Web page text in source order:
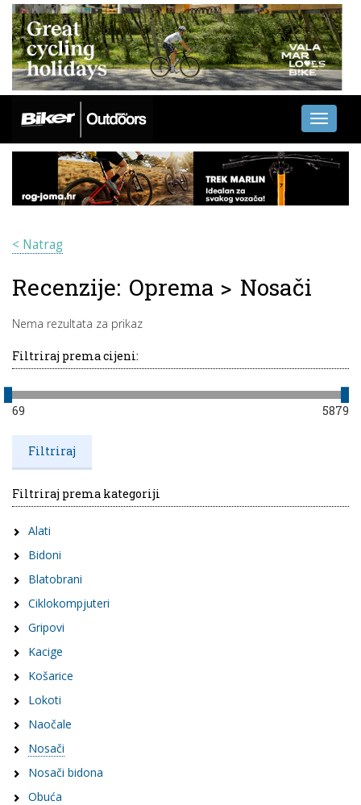
Toggle
< Natrag
Recenzije: Oprema > Nosači
Nema rezultata za prikaz
Filtriraj prema cijeni:
69 5879
Filtriraj prema kategoriji
Alati
Bidoni
Blatobrani
Ciklokompjuteri
Gripovi
Kacige
Košarice
Lokoti
Naočale
Nosači
Nosači bidona
Obuća